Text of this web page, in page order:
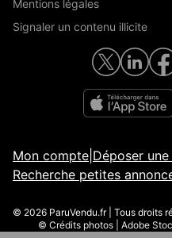
Mentions légales
Signaler un contenu illicite
Mon compte Déposer
Recherche petites
© 2026 ParuVendu.fr | Tous droits
© Crédits photos | Adobe